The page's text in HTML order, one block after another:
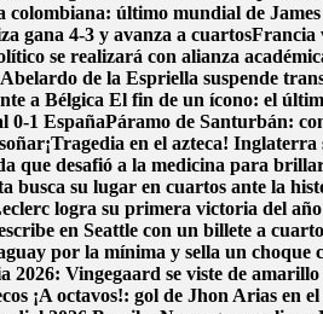
colombiana: último mundial de
gana 4-3 y avanza a cuartosFrancia
se realizará con alianza
de la Espriella suspende
a Bélgica El fin de un ícono: el
0-1 EspañaPáramo de Santurbán:
¡Tragedia en el azteca! Inglaterra
que desafió a la medicina para
busca su lugar en cuartos ante la
logra su primera victoria del
en Seattle con un billete a
por la mínima y sella un choque
2026: Vingegaard se viste de
¡A octavos!: gol de Jhon Arias en